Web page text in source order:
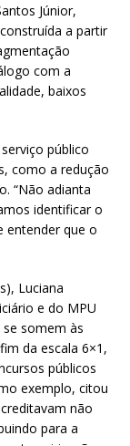
Júnior,
a partir
com a
baixos
público
como a redução
“Não adianta
identificar o
entender que o
Luciana
e do MPU
somem às
da escala 6×1,
públicos
exemplo, citou
não
para a